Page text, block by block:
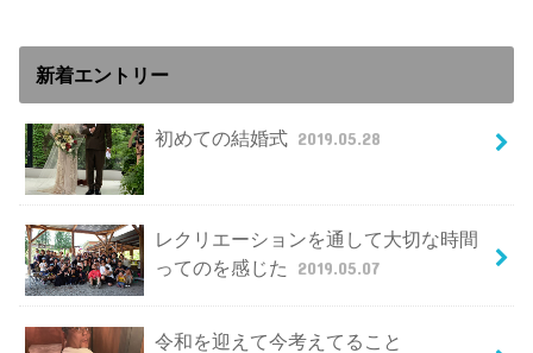
新着エントリー
初めての結婚式 2019.05.28
レクリエーションを通して大切な時間
ってのを感じた
2019.05.07
令和を迎えて今考えてること